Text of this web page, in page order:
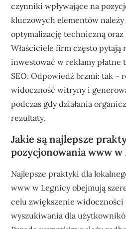
czynniki wpływające na
kluczowych elementów
optymalizację techniczną
Właściciele firm często
inwestować w reklamy płatne
SEO. Odpowiedź brzmi: tak –
widoczność witryny i
podczas gdy działania
rezultaty.
Jakie są najlepsze
pozycjonowania www w
Najlepsze praktyki dla
www w Legnicy obejmują
celu zwiększenie
wyszukiwania dla